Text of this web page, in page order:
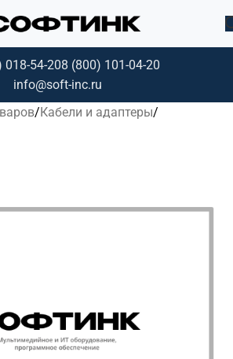
018-54-208 (800) 101-04-20
info@soft-inc.ru
Кабели и адаптеры